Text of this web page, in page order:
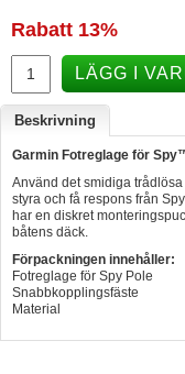
Victron - Batteriladdare
CTEK - Batteriladdare
Webasto -
Kamasa Tools -
Calix - Packline -
Thule - Takboxar
Thule - Lasthållare
LAGERRENSING
Rabatt 13%
LÄGG I
Beskrivning
Garmin Fotreglage för
Använd det smidiga
styra och få respons från
har en diskret
båtens däck.
Förpackningen innehåller:
Fotreglage för Spy Pole
Snabbkopplingsfäste
Material